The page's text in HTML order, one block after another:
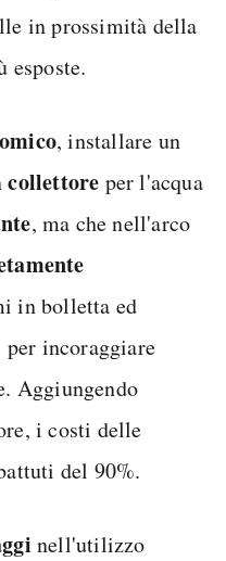
in prossimità della
esposte.
, installare un
collettore per l'acqua
, ma che nell'arco
in bolletta ed
incoraggiare
Aggiungendo
i costi delle
del 90%.
nell'utilizzo